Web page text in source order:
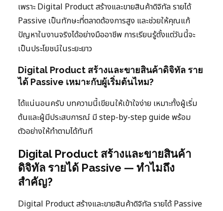
เพราะ Digital Product สร้างและขายสินค้าดิจิทัล รายได้
Passive เป็นทักษะที่ตลาดต้องการสูง และช่วยให้คุณแก้
ปัญหาในงานจริงได้อย่างมืออาชีพ การเรียนรู้ตั้งแต่วันนี้จะ
เป็นประโยชน์ในระยะยาว
Digital Product สร้างและขายสินค้าดิจิทัล ราย
ได้ Passive เหมาะกับผู้เริ่มต้นไหม?
ได้แน่นอนครับ บทความนี้เขียนให้เข้าใจง่าย เหมาะทั้งผู้เริ่ม
ต้นและผู้มีประสบการณ์ มี step-by-step guide พร้อม
ตัวอย่างให้ทำตามได้ทันที
Digital Product สร้างและขายสินค้า
ดิจิทัล รายได้ Passive — ทำไมถึง
สำคัญ?
Digital Product สร้างและขายสินค้าดิจิทัล รายได้ Passive